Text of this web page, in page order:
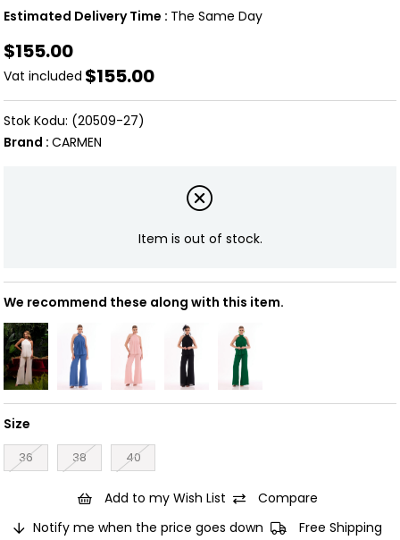
Estimated Delivery Time : The Same Day
$155.00
Vat included $155.00
(20509-27)
Brand : CARMEN
Item is out of stock.
We recommend these along with this item.
Size
36 38 40
Add to my Wish List
Compare
Notify me when the price goes down
Free Shipping